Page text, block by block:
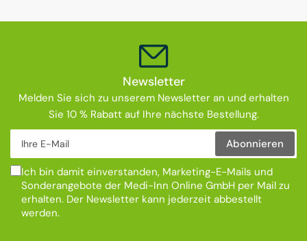
Newsletter
Melden Sie sich zu unserem Newsletter an und erhalten
Sie 10 % Rabatt auf Ihre nächste Bestellung.
Ihre E-Mail
Abonnieren
Ich bin damit einverstanden, Marketing-E-Mails und
Sonderangebote der Medi-Inn Online GmbH per Mail zu
erhalten. Der Newsletter kann jederzeit abbestellt
werden.